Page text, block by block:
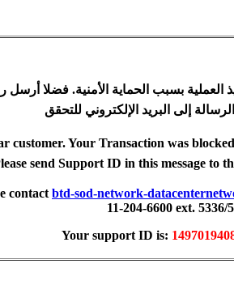
العملية بسبب الحماية الأمنية. فضلا أرسل
customer. Your Transaction was
send Support ID in this message to
contact btd-sod-network-
11-204-6600 ext. 5336/
Your support ID is: